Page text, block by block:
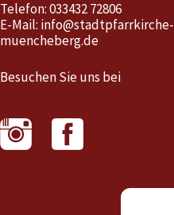
Telefon: 033432 72806
E-Mail: info@stadtpfarrkirche-
muencheberg.de
Besuchen Sie uns bei